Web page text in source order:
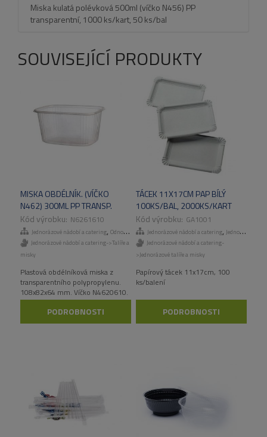
Miska kulatá polévková 500ml (víčko N456) PP
transparentní, 1000 ks/kart, 50 ks/bal
SOUVISEJÍCÍ PRODUKTY
MISKA OBDÉLNÍK. (VÍČKO
N462) 300ML PP TRANSP.
1000 KS/KARTN6261610
Jednorázové nádobí a catering, Odnosné obaly a menuboxy
Jednorázové nádobí a catering->Talíře a
misky
Plastová obdélníková miska z
transparentního polypropylenu.
108x82x64 mm. Víčko N4620610.
PODROBNOSTI
TÁCEK 11X17CM PAP BÍLÝ
100KS/BAL, 2000KS/KART
GA1001
Jednorázové nádobí a catering, Jednorázové talíře a misky
Jednorázové nádobí a catering-
>Jednorázové talíře a misky
Papírový tácek 11x17cm, 100
ks/balení
PODROBNOSTI